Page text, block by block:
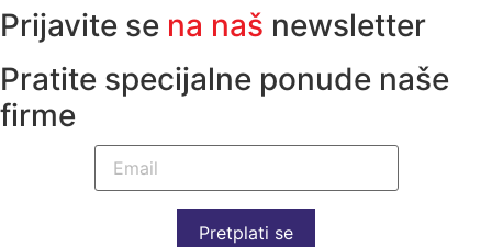
Prijavite se na naš newsletter
Pratite specijalne ponude naše
firme
Pretplati se